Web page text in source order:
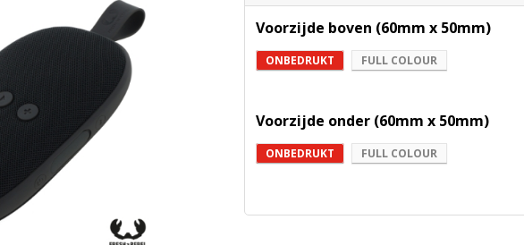
Voorzijde boven (60mm x 50mm)
ONBEDRUKT FULL COLOUR
Voorzijde onder (60mm x 50mm)
ONBEDRUKT FULL COLOUR